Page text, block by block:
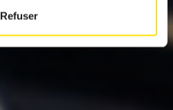
Refuser